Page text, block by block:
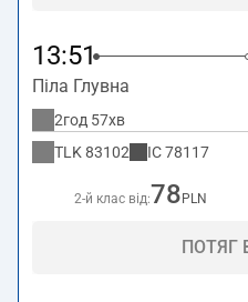
13:51
Піла Глувна
2год 57хв
TLK 83102 IC78117
2-й клас від:78 PLN
ПОТЯГ